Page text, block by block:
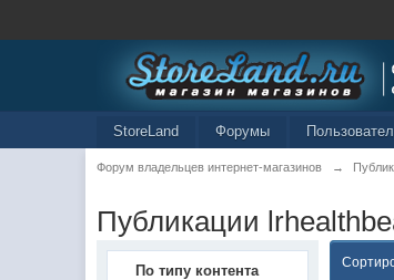
StoreLand Форумы
Форум владельцев интернет-магазинов →
Публикации
По типу контента